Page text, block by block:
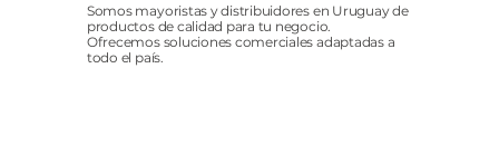
Somos mayoristas y distribuidores en Uruguay de
productos de calidad para tu negocio.
Ofrecemos soluciones comerciales adaptadas a
todo el país.